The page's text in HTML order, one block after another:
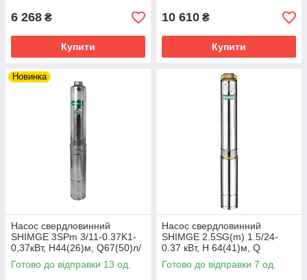
6 268 ₴
Купити
10 610 ₴
Купити
Новинка
Насос свердловинний
SHIMGE 3SPm 3/11-0.37K1-
0,37кВт, Н44(26)м, Q67(50)л/
хв, Ø78мм, кабель 18м
Готово до відправки 13 од.
Насос свердловинний
SHIMGE 2.5SG(m) 1.5/24-
0.37 кВт, Н 64(41)м, Q
45(25)л/хв, Ø66 мм, (кабель
1,5 м)
Готово до відправки 7 од.